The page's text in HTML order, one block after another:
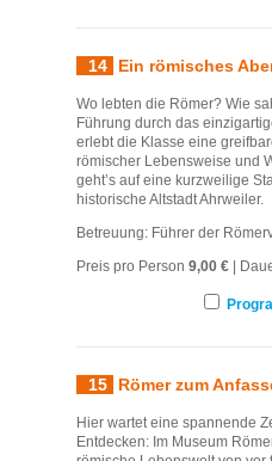
14 Ein römisches
Wo lebten die Römer? Wie
Führung durch das
erlebt die Klasse eine
römischer Lebensweise und
geht’s auf eine kurzweilige
historische Altstadt Ahrweiler.
Betreuung: Führer der
Preis pro Person 9,00 € |
15 Römer zum
Hier wartet eine spannende
Entdecken: Im Museum